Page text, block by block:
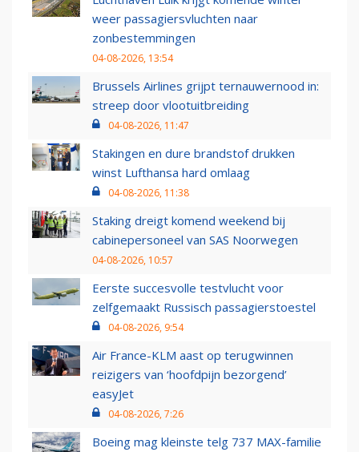
weer passagiersvluchten naar
zonbestemmingen
04-08-2026, 13:54
Brussels Airlines grijpt ternauwernood in:
streep door vlootuitbreiding
04-08-2026, 11:47
Stakingen en dure brandstof drukken
winst Lufthansa hard omlaag
04-08-2026, 11:38
Staking dreigt komend weekend bij
cabinepersoneel van SAS Noorwegen
04-08-2026, 10:57
Eerste succesvolle testvlucht voor
zelfgemaakt Russisch passagierstoestel
04-08-2026, 9:54
Air France-KLM aast op terugwinnen
reizigers van ‘hoofdpijn bezorgend’
easyJet
04-08-2026, 7:26
Boeing mag kleinste telg 737 MAX-familie